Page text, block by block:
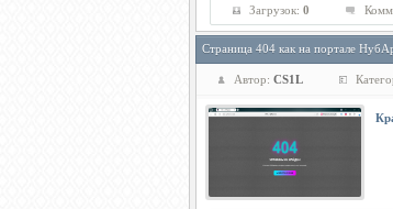
Загрузок: 0
Страница 404 как на портале
Автор: CS1L